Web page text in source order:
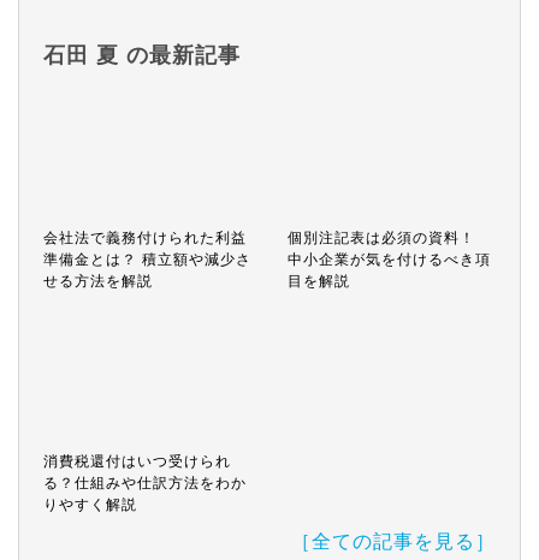
石田 夏 の最新記事
会社法で義務付けられた利益
準備金とは？ 積立額や減少さ
せる方法を解説
個別注記表は必須の資料！
中小企業が気を付けるべき項
目を解説
消費税還付はいつ受けられ
る？仕組みや仕訳方法をわか
りやすく解説
［全ての記事を見る］